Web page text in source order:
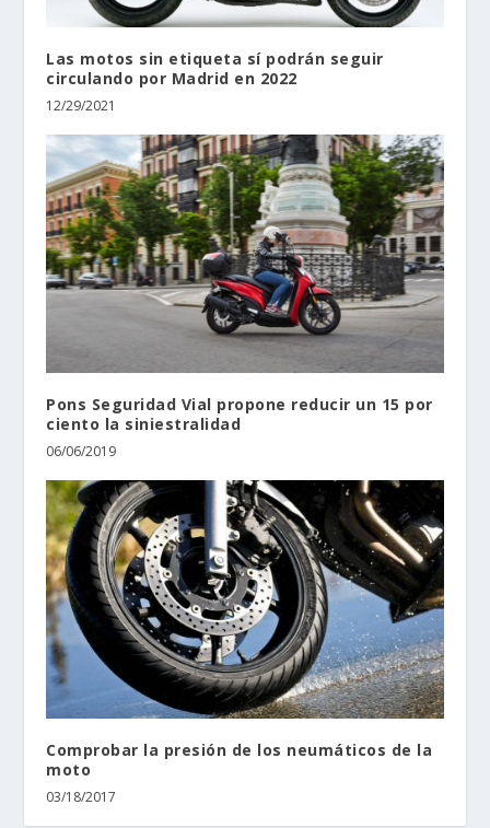
Las motos sin etiqueta sí podrán seguir
circulando por Madrid en 2022
12/29/2021
Pons Seguridad Vial propone reducir un 15 por
ciento la siniestralidad
06/06/2019
Comprobar la presión de los neumáticos de la
moto
03/18/2017